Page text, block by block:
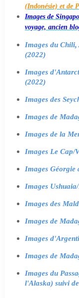
(Indonésie) et de
Images de
voyage, ancien
Images du Chili,
(2022)
Images
(2022)
Images des
Images de
Images de la
Images Le Cap/
Images Géorgie
Images
Images des
Images de
Images
Images de
Images du
l'Alaska) suivi